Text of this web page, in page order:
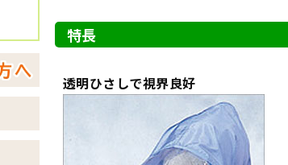
特長
透明ひさしで視界良好